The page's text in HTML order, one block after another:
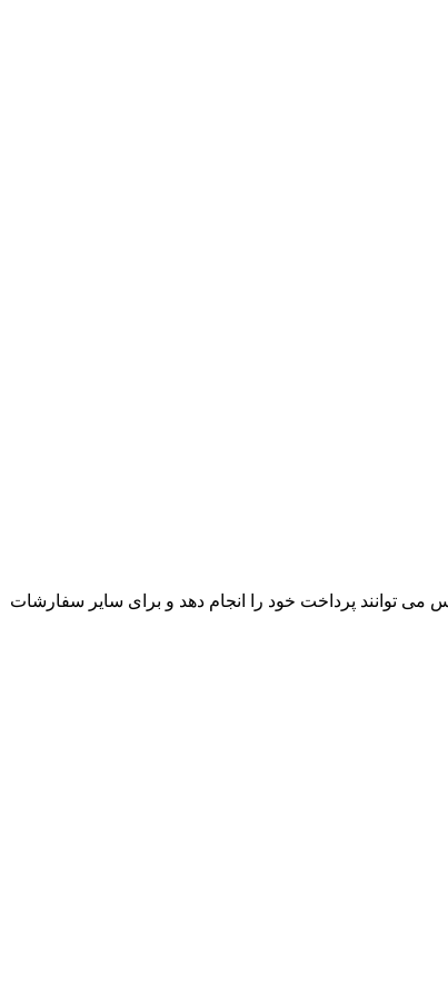
توانند پرداخت خود را انجام دهد و برای سایر سفارشات